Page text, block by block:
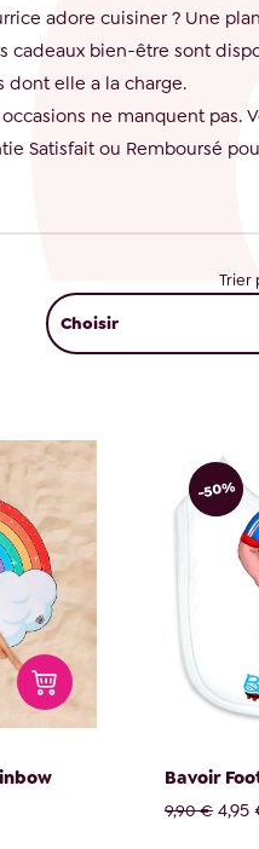
adore cuisiner ? Une
cadeaux bien-être sont
dont elle a la charge.
ne manquent pas.
Satisfait ou Remboursé
Trier
Choisir
-50%
Bavoir
9,90 € 4,95